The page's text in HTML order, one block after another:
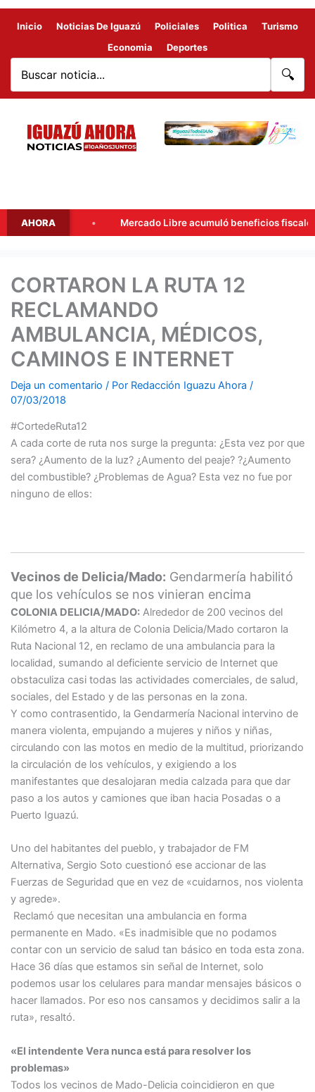
Inicio Noticias De Iguazú Policiales Politica
Turismo
Economia
Deportes
🔍
AHORA Mercado Libre acumuló beneficios fiscales por más
CORTARON LA RUTA 12
RECLAMANDO
AMBULANCIA, MÉDICOS,
CAMINOS E INTERNET
Deja un comentario / Por Redacción Iguazu Ahora /
07/03/2018
#CortedeRuta12
A cada corte de ruta nos surge la pregunta: ¿Esta vez por que
sera? ¿Aumento de la luz? ¿Aumento del peaje? ?¿Aumento
del combustible? ¿Problemas de Agua? Esta vez no fue por
ninguno de ellos:
Vecinos de Delicia/Mado: Gendarmería habilitó
que los vehículos se nos vinieran encima
COLONIA DELICIA/MADO:Alrededor de 200 vecinos del
Kilómetro 4, a la altura de Colonia Delicia/Mado cortaron la
Ruta Nacional 12, en reclamo de una ambulancia para la
localidad, sumando al deficiente servicio de Internet que
obstaculiza casi todas las actividades comerciales, de salud,
sociales, del Estado y de las personas en la zona.
Y como contrasentido, la Gendarmería Nacional intervino de
manera violenta, empujando a mujeres y niños y niñas,
circulando con las motos en medio de la multitud, priorizando
la circulación de los vehículos, y exigiendo a los
manifestantes que desalojaran media calzada para que dar
paso a los autos y camiones que iban hacia Posadas o a
Puerto Iguazú.
Uno del habitantes del pueblo, y trabajador de FM
Alternativa, Sergio Soto cuestionó ese accionar de las
Fuerzas de Seguridad que en vez de «cuidarnos, nos violenta
y agrede».
Reclamó que necesitan una ambulancia en forma
permanente en Mado. «Es inadmisible que no podamos
contar con un servicio de salud tan básico en toda esta zona.
Hace 36 días que estamos sin señal de Internet, solo
podemos usar los celulares para mandar mensajes básicos o
hacer llamados. Por eso nos cansamos y decidimos salir a la
ruta», resaltó.
«El intendente Vera nunca está para resolver los
problemas»
Todos los vecinos de Mado-Delicia coincidieron en que